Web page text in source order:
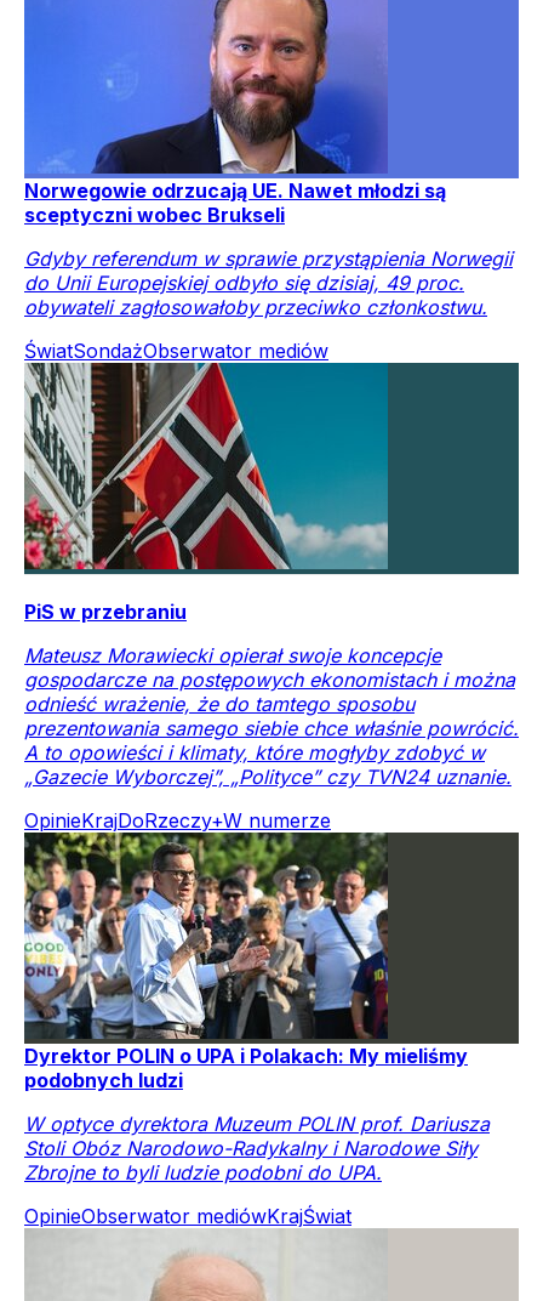
Norwegowie odrzucają UE. Nawet młodzi są
sceptyczni wobec Brukseli
Gdyby referendum w sprawie przystąpienia Norwegii
do Unii Europejskiej odbyło się dzisiaj, 49 proc.
obywateli zagłosowałoby przeciwko członkostwu.
ŚwiatSondażObserwator mediów
PiS w przebraniu
Mateusz Morawiecki opierał swoje koncepcje
gospodarcze na postępowych ekonomistach i można
odnieść wrażenie, że do tamtego sposobu
prezentowania samego siebie chce właśnie powrócić.
A to opowieści i klimaty, które mogłyby zdobyć w
„Gazecie Wyborczej”, „Polityce” czy TVN24 uznanie.
OpinieKrajDoRzeczy+W numerze
Dyrektor POLIN o UPA i Polakach: My mieliśmy
podobnych ludzi
W optyce dyrektora Muzeum POLIN prof. Dariusza
Stoli Obóz Narodowo-Radykalny i Narodowe Siły
Zbrojne to byli ludzie podobni do UPA.
OpinieObserwator mediówKrajŚwiat